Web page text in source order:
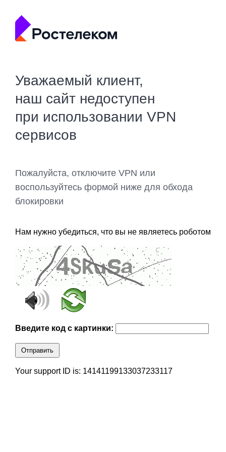
Уважаемый клиент,
наш сайт недоступен
при использовании VPN
сервисов
Пожалуйста, отключите VPN или
воспользуйтесь формой ниже для обхода
блокировки
Нам нужно убедиться, что вы не являетесь роботом
Введите код с картинки:
Отправить
Your support ID is: 14141199133037233117